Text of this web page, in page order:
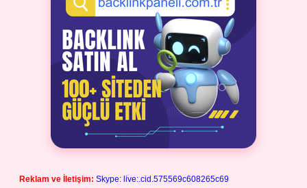
Reklam ve İletişim: Skype: live:.cid.575569c608265c69